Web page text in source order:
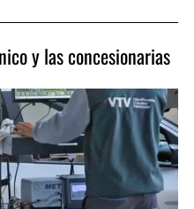
y las concesionarias